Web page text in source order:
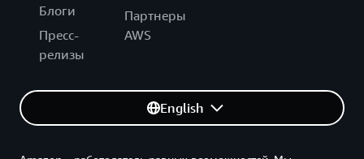
Блоги
Пресс-
релизы
Партнеры
AWS
English